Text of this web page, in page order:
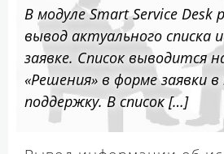
В модуле Smart Service Desk
вывод актуального списка
заявке. Список выводится
«Решения» в форме заявки
поддержку. В список […]